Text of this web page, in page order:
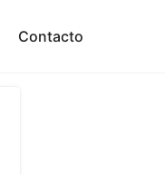
Contacto